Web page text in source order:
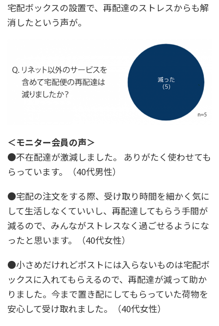
宅配ボックスの設置で、再配達のストレスからも解
消したという声が。
＜モニター会員の声＞
●不在配達が激減しました。 ありがたく使わせても
らっています。（40代男性）
●宅配の注文をする際、受け取り時間を細かく気に
して生活しなくていいし、再配達してもらう手間が
減るので、みんながストレスなく過ごせるようにな
ったと思います。（40代女性）
●小さめだけれどポストには入らないものは宅配ボ
ックスに入れてもらえるので、再配達が減って助か
りました。今まで置き配にしてもらっていた荷物を
安心して受け取れました。（40代女性）